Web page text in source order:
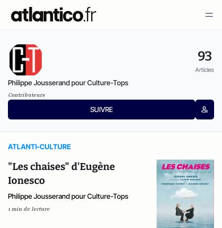
93
Articles
Philippe Jousserand pour Culture-Tops
Contributeurs
SUIVRE
ATLANTI-CULTURE
"Les chaises" d'Eugène
Ionesco
Philippe Jousserand pour Culture-Tops
1 min de lecture